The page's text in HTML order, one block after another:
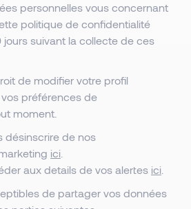
personnelles vous concernant
politique de confidentialité
suivant la collecte de ces
de modifier votre profil
préférences de
moment.
désinscrire de nos
ici
aux details de vos alertes ici
de partager vos données